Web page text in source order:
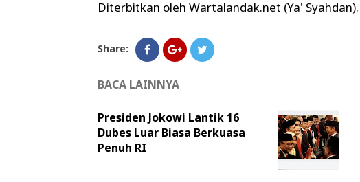
Diterbitkan oleh Wartalandak.net (Ya' Syahdan).
Share:
BACA LAINNYA
Presiden Jokowi Lantik 16
Dubes Luar Biasa Berkuasa
Penuh RI